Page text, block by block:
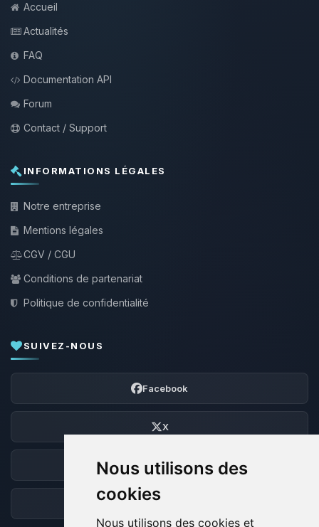
Nous utilisons des
cookies
Nous utilisons des cookies et
Accueil
Actualités
FAQ
Documentation API
Forum
Contact / Support
INFORMATIONS LÉGALES
Notre entreprise
Mentions légales
CGV / CGU
Conditions de partenariat
Politique de confidentialité
SUIVEZ-NOUS
Facebook
X
Discord
Forum